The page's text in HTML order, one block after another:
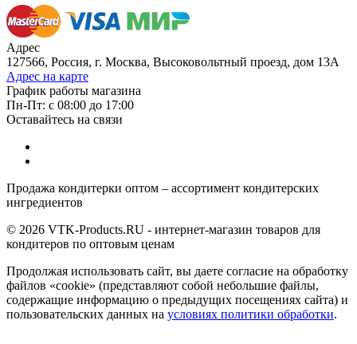
Адрес
127566, Россия, г. Москва, Высоковольтный проезд, дом 13А
Адрес на карте
График работы магазина
Пн-Пт: с 08:00 до 17:00
Оставайтесь на связи
Продажа кондитерки оптом – ассортимент кондитерских
ингредиентов
© 2026 VTK-Products.RU - интернет-магазин товаров для
кондитеров по оптовым ценам
Продолжая использовать сайт, вы даете согласие на обработку
файлов «cookie» (представляют собой небольшие файлы,
содержащие информацию о предыдущих посещениях сайта) и
пользовательских данных на условиях политики обработки.